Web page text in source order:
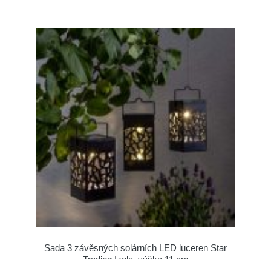
Sada 3 závěsných solárních LED luceren Star